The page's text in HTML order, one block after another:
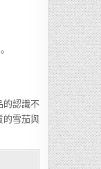
的認識不
的雪茄與